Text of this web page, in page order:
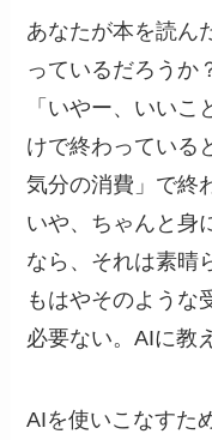
あなたが本を読ん
っているだろうか
「いやー、いい
けで終わっている
気分の消費」で終
いや、ちゃんと身
なら、それは素晴
もはやそのような
必要ない。AIに教
AIを使いこなすた